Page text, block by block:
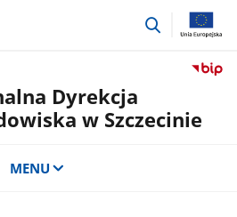
przejdź
Dyrekcja
w Szczecinie
MENU